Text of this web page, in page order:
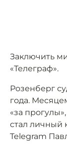
Заключить
«Телеграф».
Розенберг
года.
«за
стал личный
Telegram